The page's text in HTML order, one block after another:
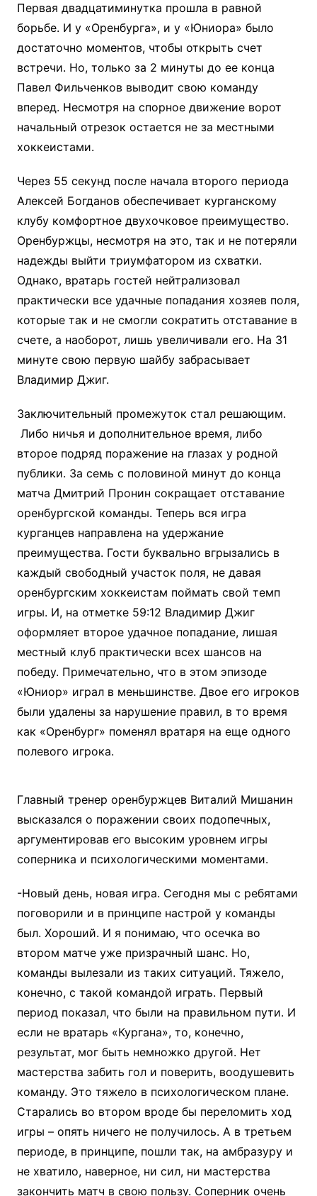
Первая двадцатиминутка прошла в равной
борьбе. И у «Оренбурга», и у «Юниора» было
достаточно моментов, чтобы открыть счет
встречи. Но, только за 2 минуты до ее конца
Павел Фильченков выводит свою команду
вперед. Несмотря на спорное движение ворот
начальный отрезок остается не за местными
хоккеистами.
Через 55 секунд после начала второго периода
Алексей Богданов обеспечивает курганскому
клубу комфортное двухочковое преимущество.
Оренбуржцы, несмотря на это, так и не потеряли
надежды выйти триумфатором из схватки.
Однако, вратарь гостей нейтрализовал
практически все удачные попадания хозяев поля,
которые так и не смогли сократить отставание в
счете, а наоборот, лишь увеличивали его. На 31
минуте свою первую шайбу забрасывает
Владимир Джиг.
Заключительный промежуток стал решающим.
Либо ничья и дополнительное время, либо
второе подряд поражение на глазах у родной
публики. За семь с половиной минут до конца
матча Дмитрий Пронин сокращает отставание
оренбургской команды. Теперь вся игра
курганцев направлена на удержание
преимущества. Гости буквально вгрызались в
каждый свободный участок поля, не давая
оренбургским хоккеистам поймать свой темп
игры. И, на отметке 59:12 Владимир Джиг
оформляет второе удачное попадание, лишая
местный клуб практически всех шансов на
победу. Примечательно, что в этом эпизоде
«Юниор» играл в меньшинстве. Двое его игроков
были удалены за нарушение правил, в то время
как «Оренбург» поменял вратаря на еще одного
полевого игрока.
Главный тренер оренбуржцев Виталий Мишанин
высказался о поражении своих подопечных,
аргументировав его высоким уровнем игры
соперника и психологическими моментами.
-Новый день, новая игра. Сегодня мы с ребятами
поговорили и в принципе настрой у команды
был. Хороший. И я понимаю, что осечка во
втором матче уже призрачный шанс. Но,
команды вылезали из таких ситуаций. Тяжело,
конечно, с такой командой играть. Первый
период показал, что были на правильном пути. И
если не вратарь «Кургана», то, конечно,
результат, мог быть немножко другой. Нет
мастерства забить гол и поверить, воодушевить
команду. Это тяжело в психологическом плане.
Старались во втором вроде бы переломить ход
игры – опять ничего не получилось. А в третьем
периоде, в принципе, пошли так, на амбразуру и
не хватило, наверное, ни сил, ни мастерства
закончить матч в свою пользу. Соперник очень